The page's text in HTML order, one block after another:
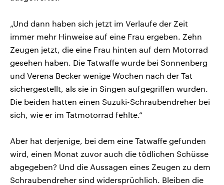
„Und dann haben sich jetzt im Verlaufe der Zeit
immer mehr Hinweise auf eine Frau ergeben. Zehn
Zeugen jetzt, die eine Frau hinten auf dem Motorrad
gesehen haben. Die Tatwaffe wurde bei Sonnenberg
und Verena Becker wenige Wochen nach der Tat
sichergestellt, als sie in Singen aufgegriffen wurden.
Die beiden hatten einen Suzuki-Schraubendreher bei
sich, wie er im Tatmotorrad fehlte.“
Aber hat derjenige, bei dem eine Tatwaffe gefunden
wird, einen Monat zuvor auch die tödlichen Schüsse
abgegeben? Und die Aussagen eines Zeugen zu dem
Schraubendreher sind widersprüchlich. Bleiben die